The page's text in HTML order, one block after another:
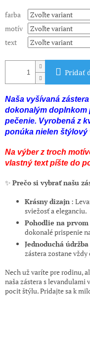
farba
motív
text
Pridať
Naša vyšívaná
dokonalým doplnkom
pečenie. Vyrobená z
ponúka nielen
Na výber z troch
vlastný text píšte do
✨ Prečo si vybrať našu
Krásny dizajn :
sviežosť a eleganciu.
Pohodlie na
dokonalé prispenie
Jednoduchá údržba
zástera zostane vždy
Nech už varíte pre rodinu,
naša zástera s
pocit štýlu. Pridajte sa k